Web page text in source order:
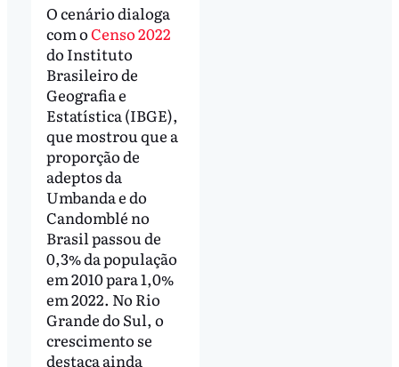
O cenário dialoga
com oCenso 2022
do Instituto
Brasileiro de
Geografia e
Estatística (IBGE),
que mostrou que a
proporção de
adeptos da
Umbanda e do
Candomblé no
Brasil passou de
0,3% da população
em 2010 para 1,0%
em 2022. No Rio
Grande do Sul, o
crescimento se
destaca ainda